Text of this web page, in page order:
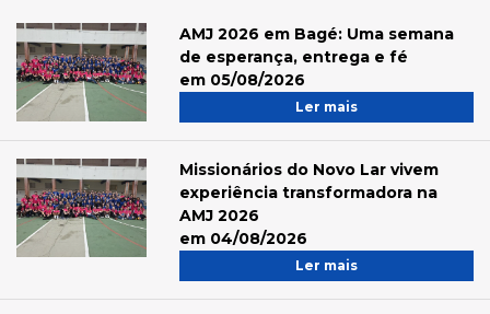
AMJ 2026 em Bagé: Uma semana
de esperança, entrega e fé
em 05/08/2026
Ler mais
Missionários do Novo Lar vivem
experiência transformadora na
AMJ 2026
em 04/08/2026
Ler mais